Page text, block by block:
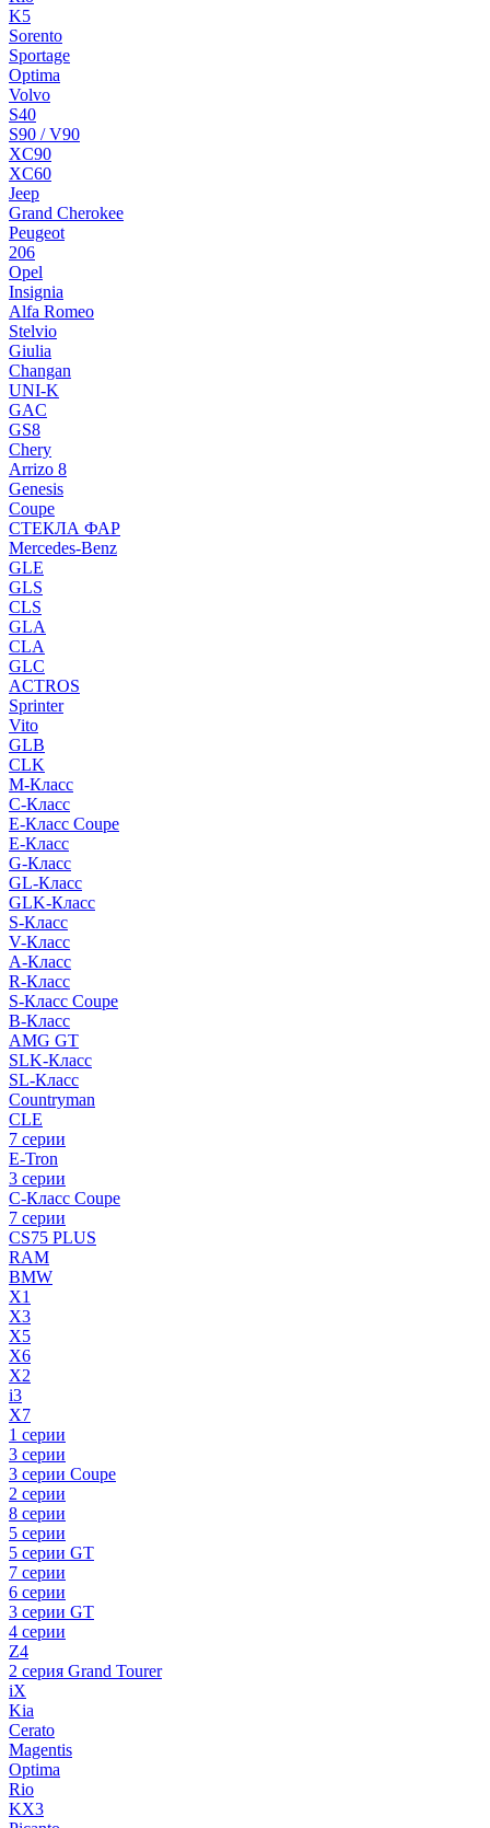
K5
Sorento
Sportage
Optima
Volvo
S40
S90 / V90
XC90
XC60
Jeep
Grand Cherokee
Peugeot
206
Opel
Insignia
Alfa Romeo
Stelvio
Giulia
Changan
UNI-K
GAC
GS8
Chery
Arrizo 8
Genesis
Coupe
СТЕКЛА ФАР
Mercedes-Benz
GLE
GLS
CLS
GLA
CLA
GLC
ACTROS
Sprinter
Vito
GLB
CLK
M-Класс
C-Класс
E-Класс Coupe
E-Класс
G-Класс
GL-Класс
GLK-Класс
S-Класс
V-Класс
A-Класс
R-Класс
S-Класс Сoupe
B-Класс
AMG GT
SLK-Класс
SL-Класс
Countryman
CLE
7 серии
E-Tron
3 серии
C-Класс Coupe
7 серии
CS75 PLUS
RAM
BMW
X1
X3
X5
X6
X2
i3
X7
1 серии
3 серии
3 серии Coupe
2 серии
8 серии
5 серии
5 серии GT
7 серии
6 серии
3 серии GT
4 серии
Z4
2 серия Grand Tourer
iX
Kia
Cerato
Magentis
Optima
Rio
KX3